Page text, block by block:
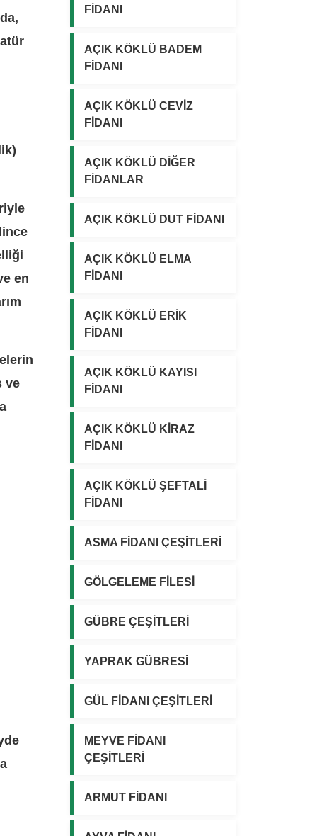
en
ve
0
0
3
0
0
.
0
.
FİDANI
AÇIK KÖKLÜ BADEM
FİDANI
AÇIK KÖKLÜ CEVİZ
FİDANI
AÇIK KÖKLÜ DİĞER
FİDANLAR
AÇIK KÖKLÜ DUT FİDANI
AÇIK KÖKLÜ ELMA
FİDANI
AÇIK KÖKLÜ ERİK
FİDANI
AÇIK KÖKLÜ KAYISI
FİDANI
AÇIK KÖKLÜ KİRAZ
FİDANI
AÇIK KÖKLÜ ŞEFTALİ
FİDANI
ASMA FİDANI ÇEŞİTLERİ
GÖLGELEME FİLESİ
GÜBRE ÇEŞİTLERİ
YAPRAK GÜBRESİ
GÜL FİDANI ÇEŞİTLERİ
MEYVE FİDANI
ÇEŞİTLERİ
ARMUT FİDANI